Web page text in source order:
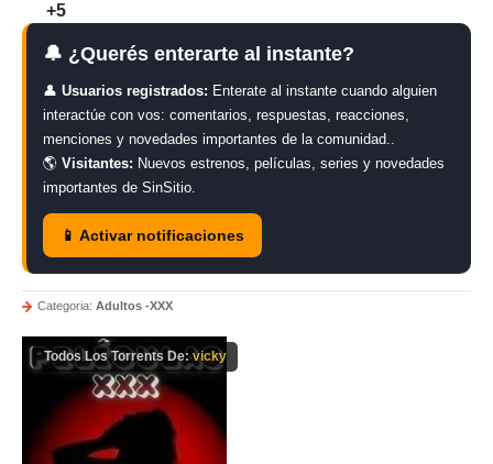
+5
🔔 ¿Querés enterarte al instante?
👤 Usuarios registrados: Enterate al instante cuando alguien
interactúe con vos: comentarios, respuestas, reacciones,
menciones y novedades importantes de la comunidad..
🌎 Visitantes: Nuevos estrenos, películas, series y novedades
importantes de SinSitio.
📱 Activar notificaciones
Categoria: Adultos -XXX
Todos Los Torrents De:vicky